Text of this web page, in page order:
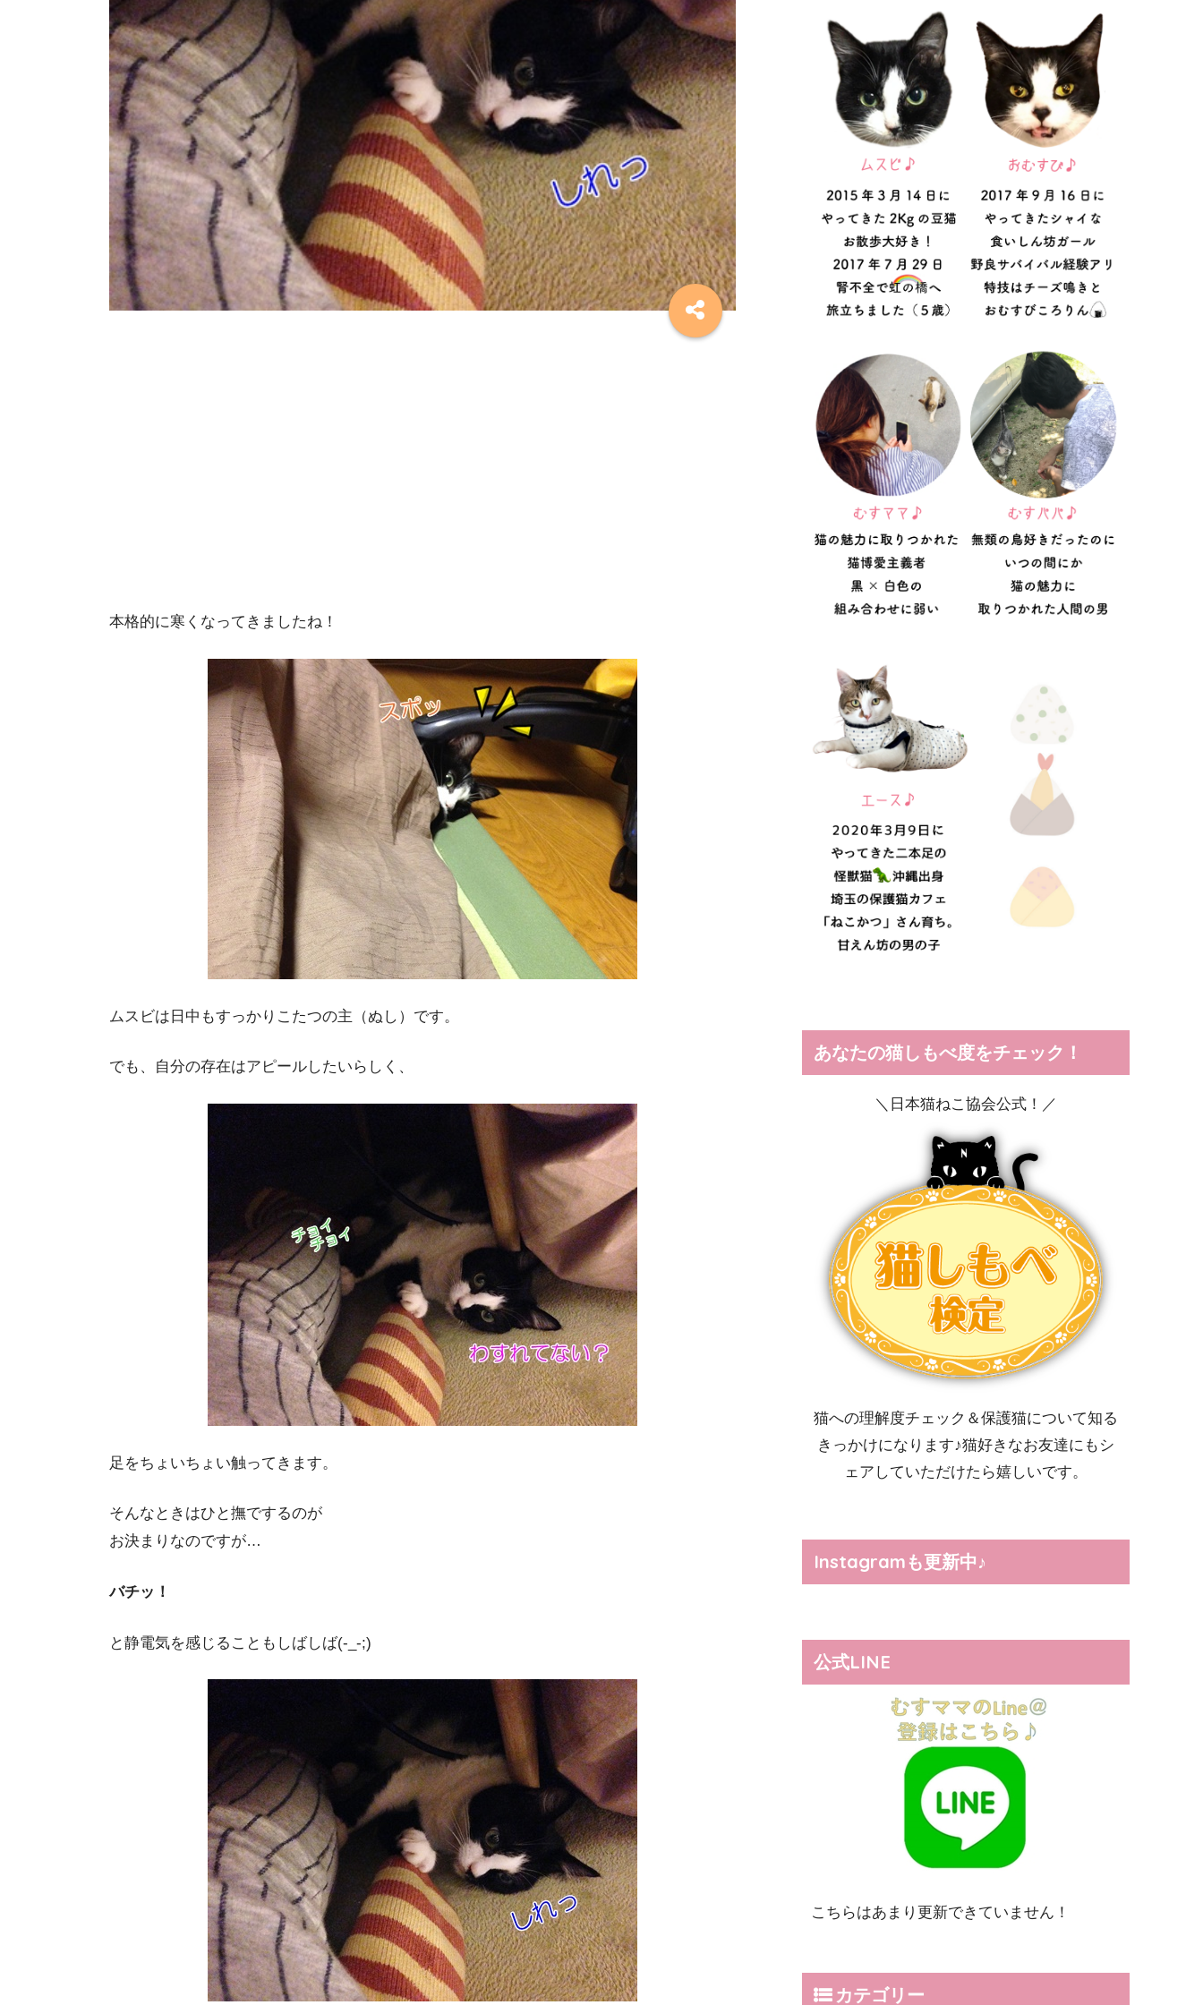
本格的に寒くなってきましたね！
ムスビは日中もすっかりこたつの主（ぬし）です。
でも、自分の存在はアピールしたいらしく、
足をちょいちょい触ってきます。
そんなときはひと撫でするのが
お決まりなのですが…
バチッ！
と静電気を感じることもしばしば(-_-;)
あなたの猫しもべ度をチェック！
＼日本猫ねこ協会公式！／
猫への理解度チェック＆保護猫について知る
きっかけになります♪猫好きなお友達にもシ
ェアしていただけたら嬉しいです。
Instagramも更新中♪
公式LINE
こちらはあまり更新できていません！
カテゴリー